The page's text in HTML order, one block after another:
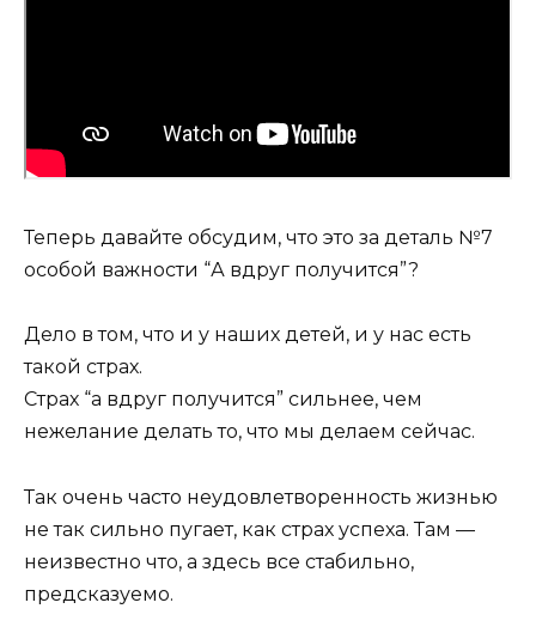
Теперь давайте обсудим, что это за деталь №7
особой важности “А вдруг получится”?
Дело в том, что и у наших детей, и у нас есть
такой страх.
Страх “а вдруг получится” сильнее, чем
нежелание делать то, что мы делаем сейчас.
Так очень часто неудовлетворенность жизнью
не так сильно пугает, как страх успеха. Там —
неизвестно что, а здесь все стабильно,
предсказуемо.